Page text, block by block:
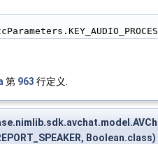
第 963 行定义.
Boolean.class)